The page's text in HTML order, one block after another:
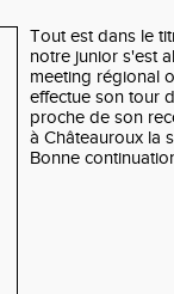
Tout est dans le
notre junior s'est
meeting régional
effectue son tour
proche de son
à Châteauroux la
Bonne